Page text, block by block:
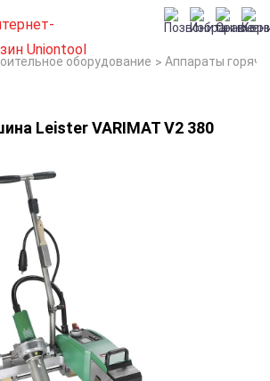
оборудование Аппараты
Leister VARIMAT V2 380